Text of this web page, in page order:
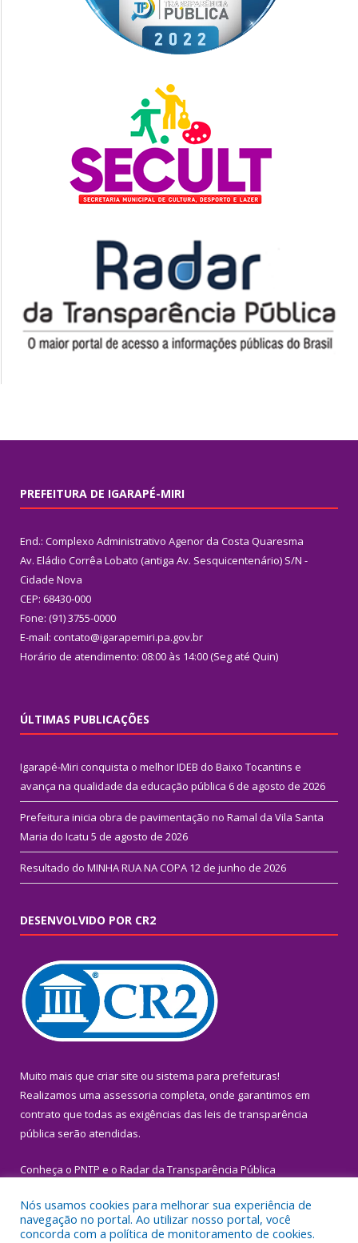
PREFEITURA DE IGARAPÉ-MIRI
End.: Complexo Administrativo Agenor da Costa Quaresma
Av. Eládio Corrêa Lobato (antiga Av. Sesquicentenário) S/N -
Cidade Nova
CEP: 68430-000
Fone: (91) 3755-0000
E-mail: contato@igarapemiri.pa.gov.br
Horário de atendimento: 08:00 às 14:00 (Seg até Quin)
ÚLTIMAS PUBLICAÇÕES
Igarapé-Miri conquista o melhor IDEB do Baixo Tocantins e
avança na qualidade da educação pública 6 de agosto de 2026
Prefeitura inicia obra de pavimentação no Ramal da Vila Santa
Maria do Icatu 5 de agosto de 2026
Resultado do MINHA RUA NA COPA 12 de junho de 2026
DESENVOLVIDO POR CR2
Muito mais que criar site ou sistema para prefeituras!
Realizamos uma assessoria completa, onde garantimos em
contrato que todas as exigências das leis de transparência
pública serão atendidas.
Conheça o PNTP e o Radar da Transparência Pública
Nós usamos cookies para melhorar sua experiência de
navegação no portal. Ao utilizar nosso portal, você
concorda com a política de monitoramento de cookies.